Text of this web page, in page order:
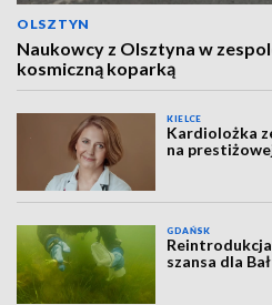
OLSZTYN
Naukowcy z Olsztyna w
kosmiczną koparką
KIELCE
Kardiolożka
na
GDAŃSK
szansa dla